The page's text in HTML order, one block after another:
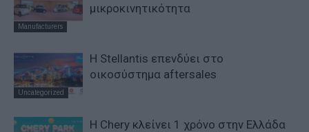
Manufacturers
μικροκινητικότητα
Uncategorized
Η Stellantis επενδύει στο
οικοσύστημα aftersales
H Chery κλείνει 1 χρόνο στην Ελλάδα